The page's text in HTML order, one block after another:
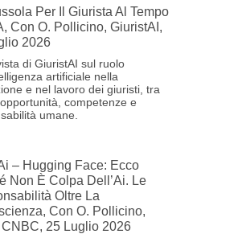
Per Il Giurista Al Tempo
Con O. Pollicino, GiuristAI,
2026
di GiuristAI sul ruolo
artificiale nella
e nel lavoro dei giuristi, tra
competenze e
umane.
– Hugging Face: Ecco
Non È Colpa Dell’Ai. Le
Oltre La
Con O. Pollicino,
25 Luglio 2026